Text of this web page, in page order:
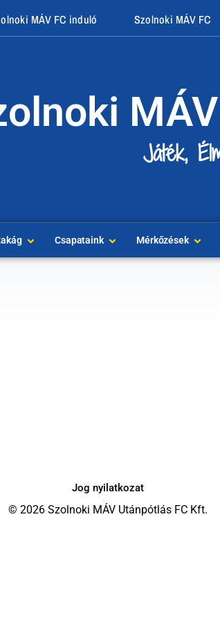
MÁV FC induló Szolnoki MÁV FC
Játék,
Csapataink Mérkőzések
Jog nyilatkozat
© 2026 Szolnoki MÁV Utánpótlás FC Kft.